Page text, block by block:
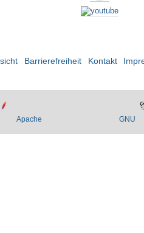
Barrierefreiheit Kontakt
Apache GNU